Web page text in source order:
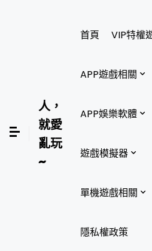
人，
就愛
亂玩
~
首頁 VIP特權
APP遊戲相關
APP娛樂軟體
遊戲模擬器
單機遊戲相關
隱私權政策